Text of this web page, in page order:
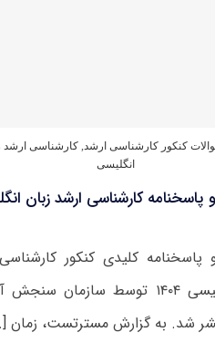
کنکور کارشناسی ارشد, کارشناسی ارشد
انگلیسی
پاسخنامه کارشناسی ارشد زبان
پاسخنامه کلیدی کنکور
زبان انگلیسی ۱۴۰۴ توسط سازمان
شد. به گزارش مسترتست، زمان